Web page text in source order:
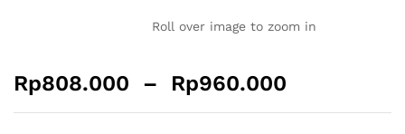
Roll over image to zoom in
Rp808.000 – Rp960.000